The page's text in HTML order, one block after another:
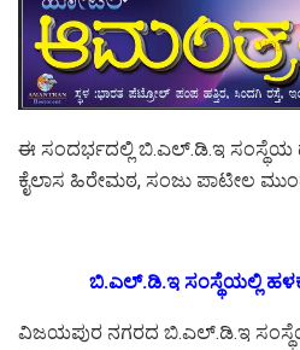
ಈ ಸಂದರ್ಭದಲ್ಲಿ ಬಿ.ಎಲ್.ಡಿ.ಇ ಸಂಸ್ಥೆಯ
ಕೈಲಾಸ ಹಿರೇಮಠ, ಸಂಜು ಪಾಟೀಲ
ಬಿ.ಎಲ್.ಡಿ.ಇ ಸಂಸ್ಥೆಯಲ್ಲಿ
ವಿಜಯಪುರ ನಗರದ ಬಿ.ಎಲ್.ಡಿ.ಇ